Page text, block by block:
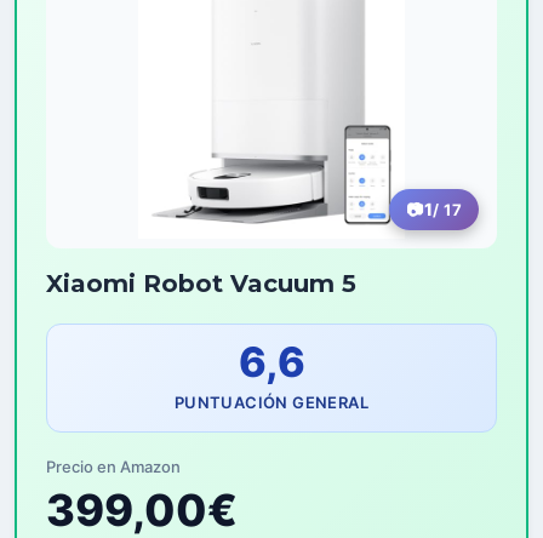
1/ 17
Xiaomi Robot Vacuum 5
6,6
PUNTUACIÓN GENERAL
Precio en Amazon
399,00€